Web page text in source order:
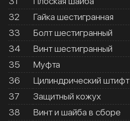
32
Гайка шестигранная
33
Болт шестигранный
34
Винт шестигранный
35
Муфта
36
Цилиндрический штифт
37
Защитный кожух
38
Винт и шайба в сборе